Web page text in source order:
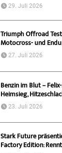
29. Juli 2026
Triumph Offroad
Motocross- und
27. Juli 2026
Benzin im Blut –
Heimsieg,
23. Juli 2026
Stark Future
Factory Edition: